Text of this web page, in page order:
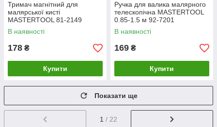
Тримач магнітний для
малярської кисті
MASTERTOOL 81-2149
В наявності
178 ₴
Купити
Ручка для валика малярного
телескопічна MASTERTOOL
0.85-1.5 м 92-7201
В наявності
169 ₴
Купити
Показати ще
1 / 22